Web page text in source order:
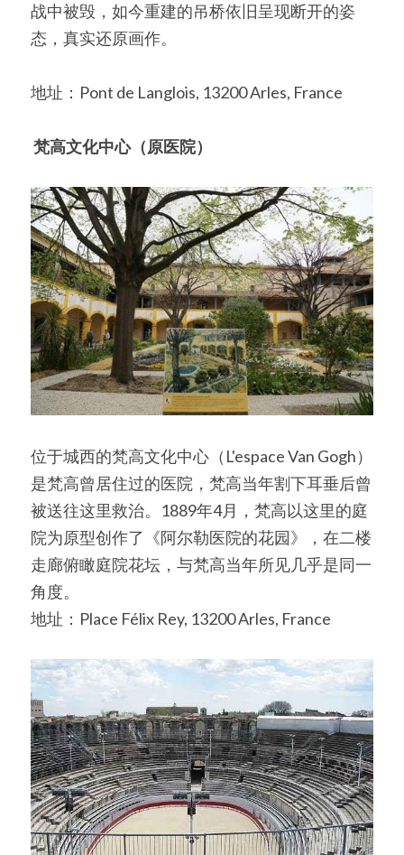
战中被毁，如今重建的吊桥依旧呈现断开的姿
态，真实还原画作。
地址：Pont de Langlois, 13200 Arles, France
梵高文化中心（原医院）
位于城西的梵高文化中心（L'espace Van Gogh）
是梵高曾居住过的医院，梵高当年割下耳垂后曾
被送往这里救治。1889年4月，梵高以这里的庭
院为原型创作了《阿尔勒医院的花园》，在二楼
走廊俯瞰庭院花坛，与梵高当年所见几乎是同一
角度。
地址：Place Félix Rey, 13200 Arles, France